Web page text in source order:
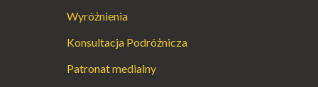
Wyróżnienia
Konsultacja Podróżnicza
Patronat medialny